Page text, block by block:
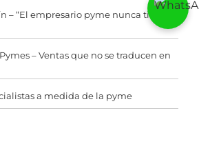
– “El empresario pyme nunca tiene
– Ventas que no se traducen en
a medida de la pyme